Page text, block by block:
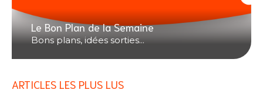
Le Bon Plan de la Semaine
Bons plans, idées sorties...
ARTICLES LES PLUS LUS